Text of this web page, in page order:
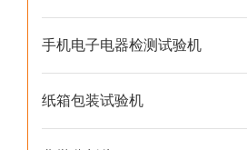
手机电子电器检测试验机
纸箱包装试验机